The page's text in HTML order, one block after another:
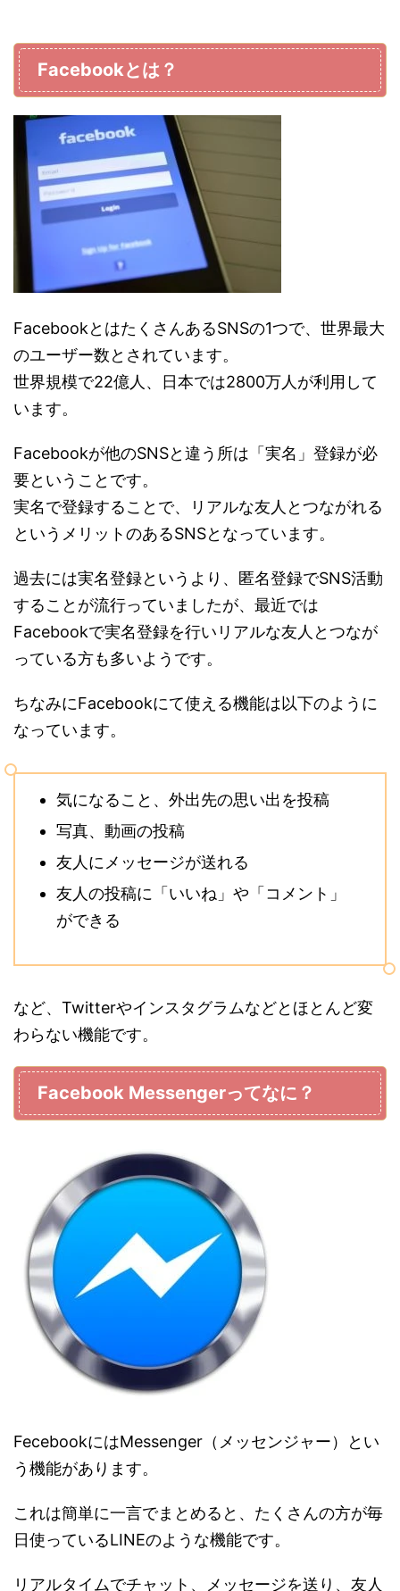
Facebookとは？
FacebookとはたくさんあるSNSの1つで、世界最大
のユーザー数とされています。
世界規模で22億人、日本では2800万人が利用して
います。
Facebookが他のSNSと違う所は「実名」登録が必
要ということです。
実名で登録することで、リアルな友人とつながれる
というメリットのあるSNSとなっています。
過去には実名登録というより、匿名登録でSNS活動
することが流行っていましたが、最近では
Facebookで実名登録を行いリアルな友人とつなが
っている方も多いようです。
ちなみにFacebookにて使える機能は以下のように
なっています。
気になること、外出先の思い出を投稿
写真、動画の投稿
友人にメッセージが送れる
友人の投稿に「いいね」や「コメント」
ができる
など、Twitterやインスタグラムなどとほとんど変
わらない機能です。
Facebook Messengerってなに？
FecebookにはMessenger（メッセンジャー）とい
う機能があります。
これは簡単に一言でまとめると、たくさんの方が毎
日使っているLINEのような機能です。
リアルタイムでチャット、メッセージを送り、友人